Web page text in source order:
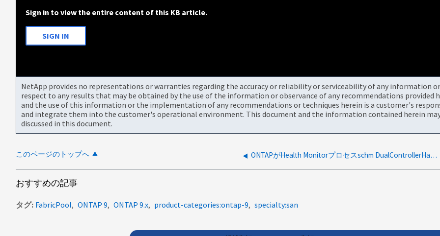
Sign in to view the entire content of this KB article.
SIGN IN
NetApp provides no representations or warranties regarding the accuracy or reliability or serviceability of any information
respect to any results that may be obtained by the use of the information or observance of any recommendations
and the use of this information or the implementation of any recommendations or techniques herein is a customer's
and integrate them into the customer's operational environment. This document and the information contained herein
discussed in this document.
このページのトップへ ONTAPがHealth Monitorプロセスschm DualControllerHa Alertをトリガー
おすすめの記事
タグ FabricPool ONTAP 9 ONTAP 9.x product-categories:ontap-9 specialty:san